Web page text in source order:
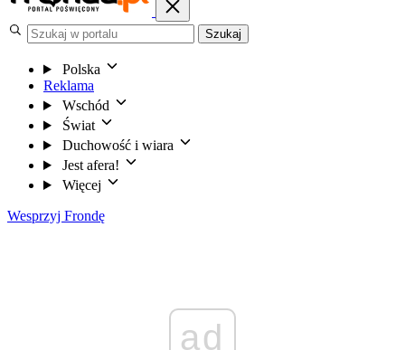
Szukaj
Polska
Reklama
Wschód
Świat
Duchowość i wiara
Jest afera!
Więcej
Wesprzyj Frondę
ad